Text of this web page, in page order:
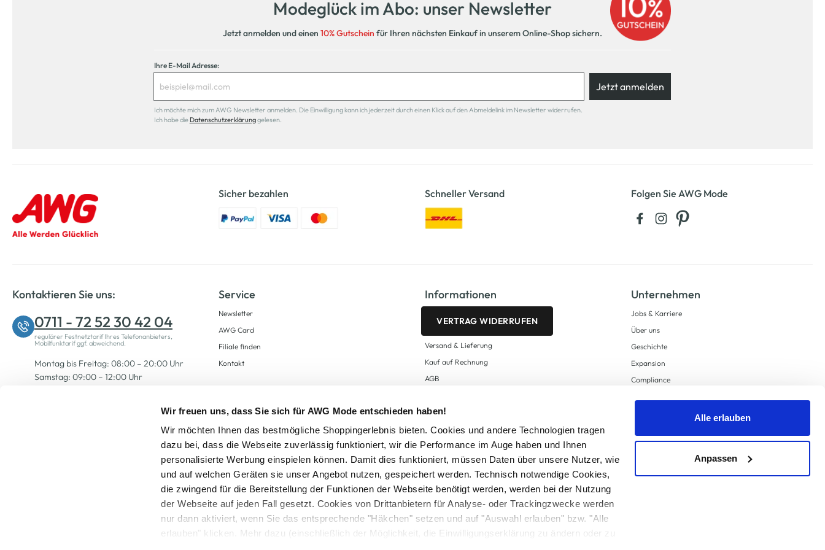
Wir freuen uns, dass Sie sich für AWG Mode entschieden haben!
Wir möchten Ihnen das bestmögliche Shoppingerlebnis bieten. Cookies und andere Technologien tragen
dazu bei, dass die Webseite zuverlässig funktioniert, wir die Performance im Auge haben und Ihnen
personalisierte Werbung einspielen können. Damit dies funktioniert, müssen Daten über unsere Nutzer, wie
und auf welchen Geräten sie unser Angebot nutzen, gespeichert werden. Technisch notwendige Cookies,
die zwingend für die Bereitstellung der Funktionen der Webseite benötigt werden, werden bei der Nutzung
der Webseite auf jeden Fall gesetzt. Cookies von Drittanbietern für Analyse- oder Trackingzwecke werden
nur dann aktiviert, wenn Sie das entsprechende "Häkchen" setzen und auf "Auswahl erlauben" bzw. "Alle
erlauben" klicken. Mehr dazu (einschließlich der Möglichkeit, die Einwilligungserklärung zu ändern oder zu
Alle erlauben
Anpassen
Modeglück im Abo: unser Newsletter
Jetzt anmelden und einen 10% Gutschein für Ihren nächsten Einkauf in unserem Online-Shop sichern.
Ihre E-Mail Adresse:
Jetzt anmelden
Ich möchte mich zum AWG Newsletter anmelden. Die Einwilligung kann ich jederzeit durch einen Klick auf den Abmeldelink im Newsletter widerrufen.
Ich habe die Datenschutzerklärunggelesen.
Sicher bezahlen Schneller Versand Folgen Sie AWG Mode
Kontaktieren Sie uns:
0711 - 72 52 30 42 04
regulärer Festnetztarif Ihres Telefonanbieters,
Mobilfunktarif ggf. abweichend.
Montag bis Freitag: 08:00 – 20:00 Uhr
Samstag: 09:00 – 12:00 Uhr
Service
Newsletter
AWG Card
Filiale finden
Kontakt
Informationen
VERTRAG WIDERRUFEN
Versand & Lieferung
Kauf auf Rechnung
AGB
Zahlungsarten
Datenschutz
AWG CARD Teilnahmebedingungen
Unternehmen
Jobs & Karriere
Über uns
Geschichte
Expansion
Compliance
Supply Chain Due Diligence
Alle Preise inkl. gesetzl. Mehrwertsteuer zzgl.